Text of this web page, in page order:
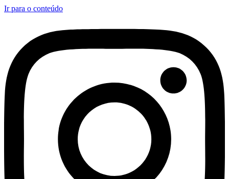
Ir para o conteúdo